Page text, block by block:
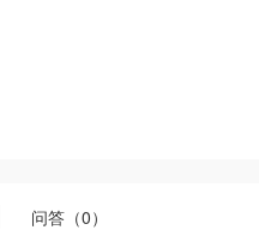
问答（0）